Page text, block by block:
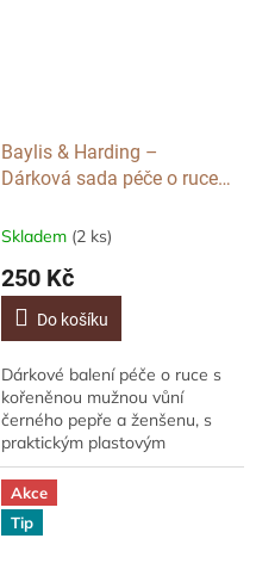
Baylis & Harding –
Dárková sada péče o ruce
500ml
Skladem (2 ks)
250 Kč
Do košíku
Dárkové balení péče o ruce s
kořeněnou mužnou vůní
černého pepře a ženšenu, s
praktickým plastovým
stojánkem obsahuje tekuté
mýdlo a mléko na tělo a ruce.
Krásně vyrobené,...
Akce
Tip